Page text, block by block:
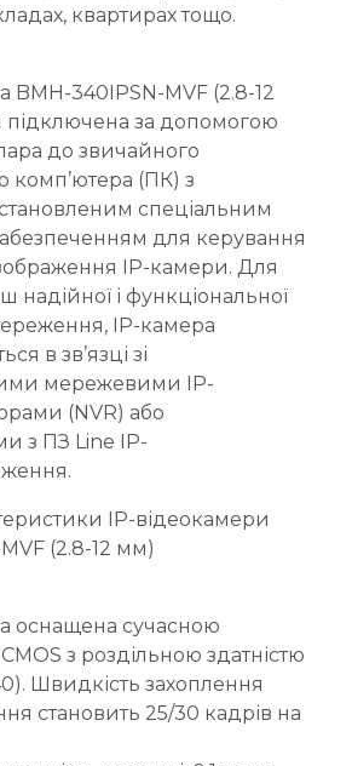
квартирах тощо.
BMH-340IPSN-MVF (2.8-12
за допомогою
до звичайного
комп’ютера (ПК) з
спеціальним
для керування
IP-камери. Для
надійної і функціональної
IP-камера
в зв’язці зі
мережевими IP-
(NVR) або
з ПЗ Line IP-
IP-відеокамери
(2.8-12 мм)
оснащена сучасною
з роздільною здатністю
Швидкість захоплення
становить 25/30 кадрів на